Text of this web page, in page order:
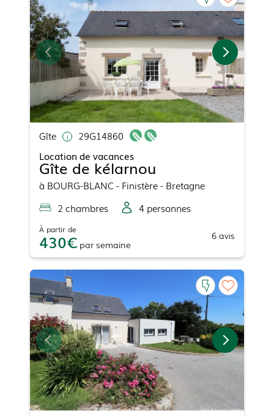
Gîte
29G14860
Location de vacances
Gîte de kélarnou
à BOURG-BLANC- Finistère - Bretagne
2 chambres 4 personnes
À partir de
430 par semaine
6 avis